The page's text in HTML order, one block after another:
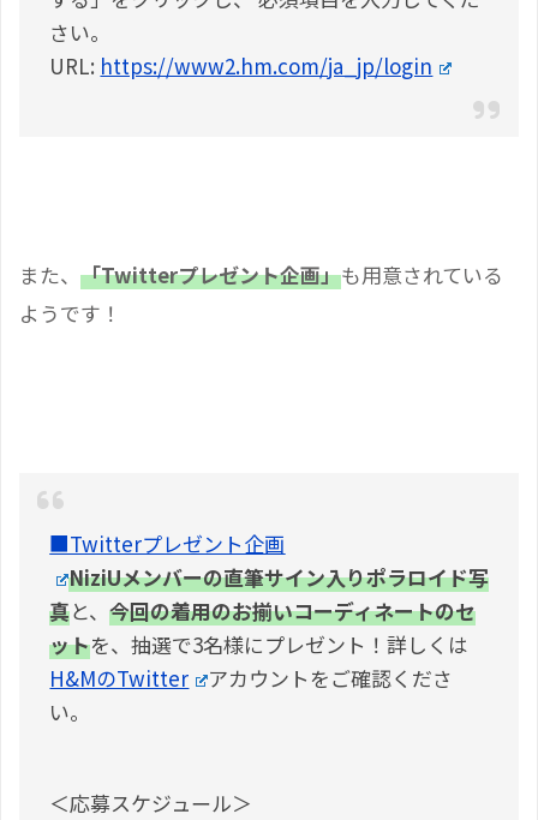
さい。
URL: https://www2.hm.com/ja_jp/login
また、 「Twitterプレゼント企画」も用意されている
ようです！
■Twitterプレゼント企画
NiziUメンバーの直筆サイン入りポラロイド写
真と、今回の着用のお揃いコーディネートのセ
ットを、抽選で3名様にプレゼント！詳しくは
H&MのTwitter
アカウントをご確認くださ
い。
＜応募スケジュール＞